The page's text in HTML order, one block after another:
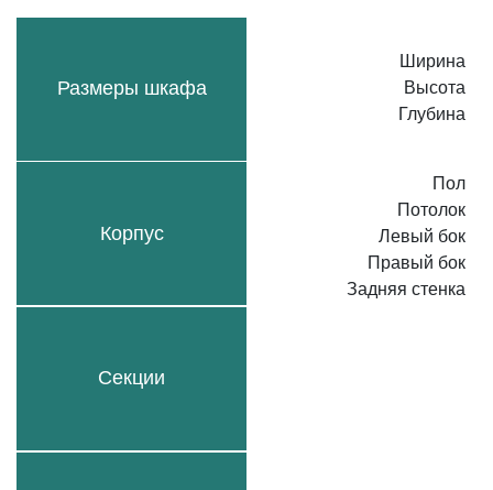
Размеры шкафа
Корпус
Секции
Ширина
Высота
Глубина
Пол
Потолок
Левый бок
Правый бок
Задняя стенка